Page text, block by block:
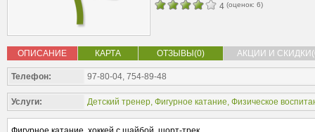
4 (оценок: 6)
ОПИСАНИЕ КАРТА ОТЗЫВЫ(0) АКЦИИ И
Телефон: 97-80-04, 754-89-48
Услуги: Детский тренер, Фигурное катание, Физическое